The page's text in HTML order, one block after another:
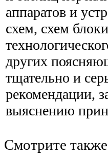
аппаратов и
схем, схем
других
тщательно и
рекомендации,
выяснению
Смотрите